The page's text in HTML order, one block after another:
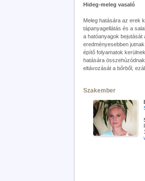
Hideg-meleg vasaló
Meleg hatására az erek
tápanyagellátás és a
a hatóanyagok
eredményesebben
építő folyamatok
hatására
eltávozását a bőrből,
Szakember